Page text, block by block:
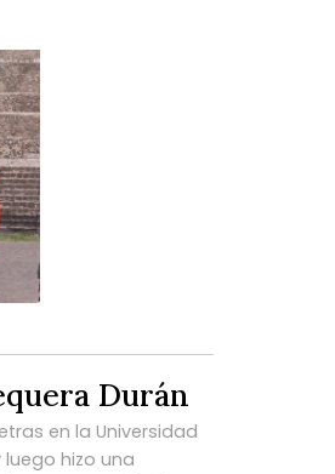
Durán
en la Universidad
hizo una